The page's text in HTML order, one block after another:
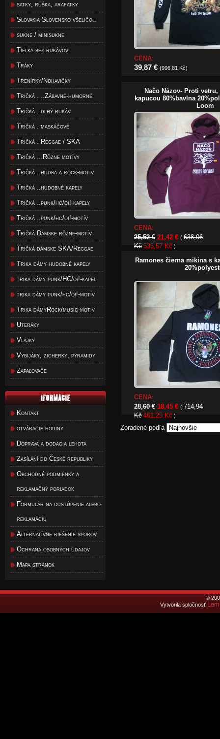
satky, rúška, arafatky
Slovakia-Slovensko-všeličo..
sukne / minisukne
Tielka bez rukávov
Tráky
Trenírky/Nohavičky
Tričká . ..Zábavné-humorné
Tričká . dlhý rukáv
Tričká . maskáčové
Tričká . Reggae / SKA
Tričká ...Rôzne motívy
Tričká ..hudba a rock-motiv
Tričká ..hudobné kapely
Tričká ..punk/hc/oi!-kapely
Tričká ..punk/hc/oi!-motív
Tričká Dámske rôzne-motív
Tričká dámske SKA/Reggae
Trika dámy hudobné kapely
trika dámy punk/HC/oi!-kapel
trika dámy punk/hc/oi!-motív
Trika dámyRock/music-motiv
Uteráky
Vlajky
Vybijáky, zicherky, pyramidy
Zapaľovače
Kontakt
otváracie hodiny
Doprava a dodacia lehota
Zasílání do České republiky
Obchodné podmienky a
reklamačný poriadok
Formulár na odstúpenie alebo
reklamáciu
Alternatívne riešenie sporov
Ochrana osobných údajov
Mapa stránok
CENA:
39,87 € (996,81 Kč)
Načo Názov- Proti
kapucou 80%bavlna
Loom
CENA:
25,52 € 21,42 € ( 638,06
Kč 535,57 Kč )
Ramones čierna mikina s
CENA:
28,60 € 18,45 € ( 714,94
Kč 461,25 Kč )
Zoradené podľa
©
Vytvorila spločnosť